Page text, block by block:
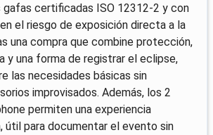
gafas certificadas ISO 12312-2 y con
el riesgo de exposición directa a la
una compra que combine protección,
y una forma de registrar el eclipse,
las necesidades básicas sin
improvisados. Además, los 2
permiten una experiencia
útil para documentar el evento sin